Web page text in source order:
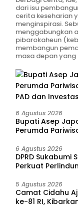
dari isu
cerita keseharian
menginspirasi.
menggabungkan
pibarokaheun
membangun
masa depan yang
6 Agustus 2026
Bupati Asep
Perumda
6 Agustus 2026
DPRD Sukabumi
Perkuat
5 Agustus 2026
Camat Cidahu
ke-81 RI,